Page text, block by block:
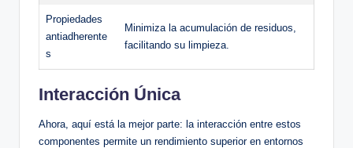
Propiedades
antiadherente
s
Minimiza​ la acumulación de residuos, ​
facilitando su limpieza.
Interacción Única
Ahora, aquí ‍está⁣ la mejor parte: la interacción​ entre estos ​
componentes permite un rendimiento⁣ superior ⁢en entornos